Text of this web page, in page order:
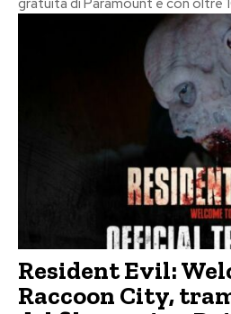
gratuita di Paramount e con oltre
Resident Evil:
Raccoon City,